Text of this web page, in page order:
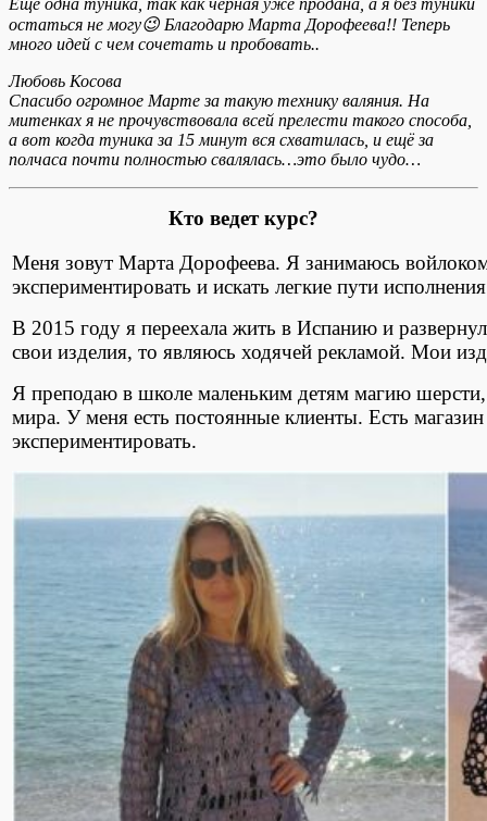
остаться не могу😉 Благодарю Марта Дорофеева!! Теперь
много идей с чем сочетать и пробовать..
Любовь Косова
Спасибо огромное Марте за такую технику валяния. На
митенках я не прочувствовала всей прелести такого способа,
а вот когда туника за 15 минут вся схватилась, и ещё за
полчаса почти полностью свалялась…это было чудо…
Кто ведет курс?
Mеня зовут Maрта Дорофеева. Я занимаюсь
экспериментировать и искать легкие пути
В 2015 году я переехала жить в Испанию и
свои изделия, то являюсь ходячей рекламой. Мои
Я преподаю в школе маленьким детям магию
мира. У меня есть постоянные клиенты. Есть
экспериментировать.